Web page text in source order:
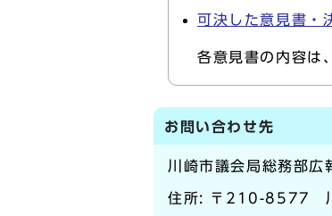
可決した意見書・
各意見書の内容は
お問い合わせ先
川崎市議会局総務部広
住所: 〒210-8577 川